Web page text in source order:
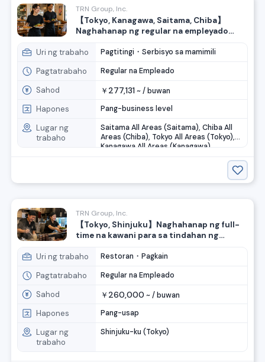
TRN Group, Inc.
【Tokyo, Kanagawa, Saitama, Chiba】
Naghahanap ng regular na empleyado
serbisyo sa customer!
Uri ng trabaho Pagtitingi・Serbisyo sa mamimili
Pagtatrabaho Regular na Empleado
Sahod ￥ 277,131~ /buwan
Hapones Pang-business level
Lugar ng
trabaho
Saitama All Areas (Saitama), Chiba All
Areas (Chiba), Tokyo All Areas (Tokyo),
Kanagawa All Areas (Kanagawa)
TRN Group, Inc.
【Tokyo, Shinjuku】Naghahanap ng full-
time na kawani para sa tindahan ng
din◎
Uri ng trabaho Restoran・Pagkain
Pagtatrabaho Regular na Empleado
Sahod ￥ 260,000 ~ /buwan
Hapones Pang-usap
Lugar ng
trabaho
Shinjuku-ku (Tokyo)